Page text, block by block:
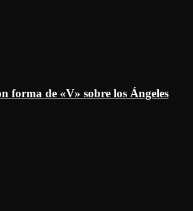
forma de «V» sobre los Ángeles